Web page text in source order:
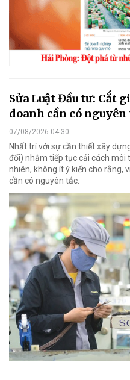
Sửa Luật Đầu tư: Cắt
doanh cần có nguyên
07/08/2026 04:30
Nhất trí với sự cần thiết xây
đổi) nhằm tiếp tục cải cách
nhiên, không ít ý kiến cho rằng,
cần có nguyên tắc.